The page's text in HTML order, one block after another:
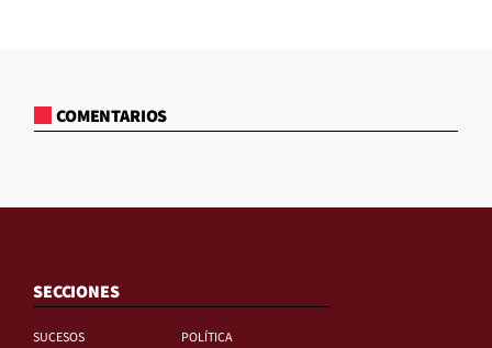
COMENTARIOS
SECCIONES
SUCESOS
POLÍTICA